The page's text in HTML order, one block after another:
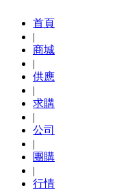
首頁
|
商城
|
供應
|
求購
|
公司
|
團購
|
行情